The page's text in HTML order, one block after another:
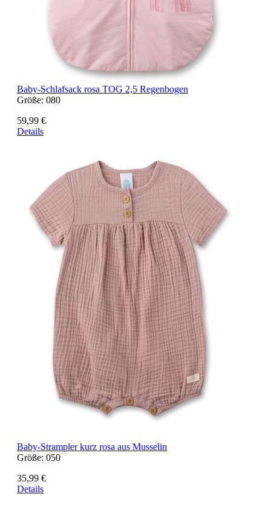
Baby-Schlafsack rosa TOG 2,5 Regenbogen
Größe: 080
59,99 €
Details
Baby-Strampler kurz rosa aus Musselin
Größe: 050
35,99 €
Details